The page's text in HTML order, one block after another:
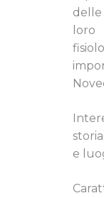
loro
e